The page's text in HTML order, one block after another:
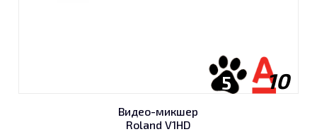
10
5
Видео-микшер
Roland V1HD